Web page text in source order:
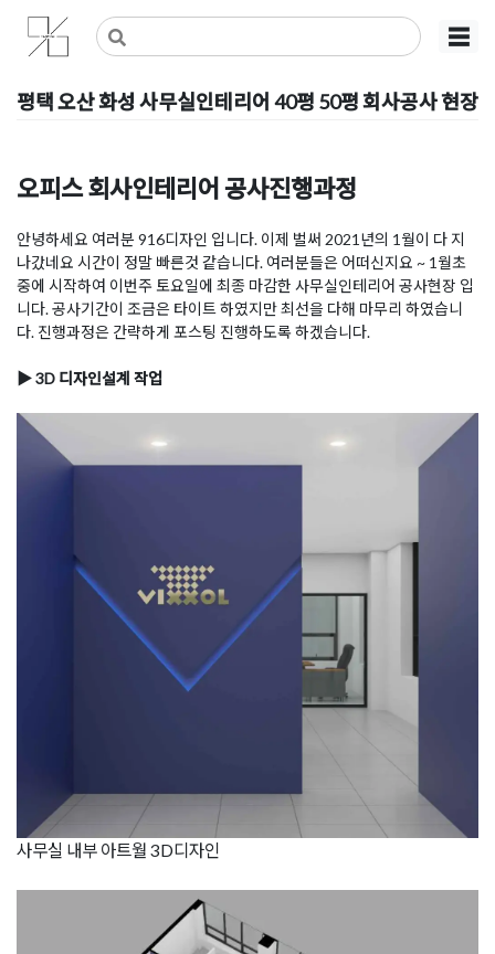
Skip
content
사무실인테리어 디자인 공사 비용견적 플랫폼
사무실인테리어 916
☰
평택 오산 화성 사무실인테리어 40평 50평 회사공사 현장
오피스 회사인테리어 공사진행과정
안녕하세요 여러분 916디자인 입니다. 이제 벌써 2021년의 1월이 다 지
나갔네요 시간이 정말 빠른것 같습니다. 여러분들은 어떠신지요 ~ 1월초
중에 시작하여 이번주 토요일에 최종 마감한 사무실인테리어 공사현장 입
니다. 공사기간이 조금은 타이트 하였지만 최선을 다해 마무리 하였습니
다. 진행과정은 간략하게 포스팅 진행하도록 하겠습니다.
▶ 3D 디자인설계 작업
사무실 내부 아트월 3D디자인